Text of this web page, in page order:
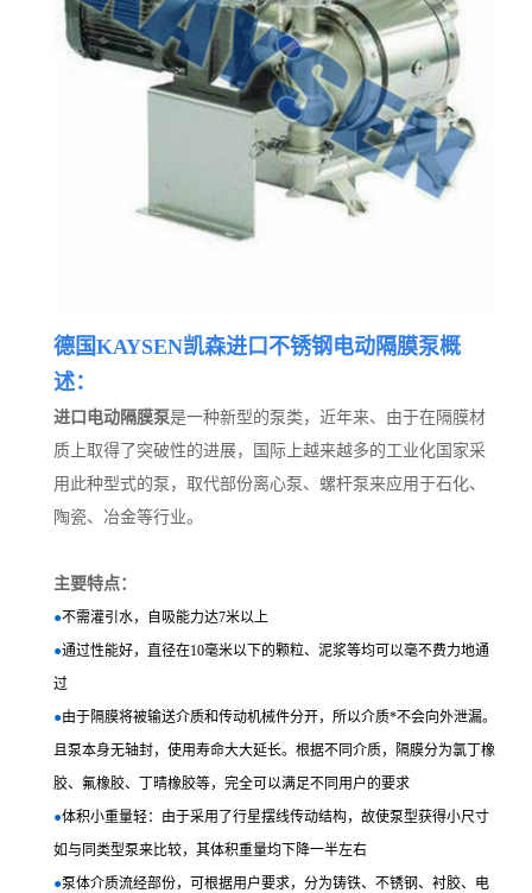
德国KAYSEN凯森进口不锈钢电动隔膜泵概
述：
进口电动隔膜泵是一种新型的泵类，近年来、由于在隔膜材
质上取得了突破性的进展，国际上越来越多的工业化国家采
用此种型式的泵，取代部份离心泵、螺杆泵来应用于石化、
陶瓷、冶金等行业。
主要特点：
●不需灌引水，自吸能力达7米以上
●通过性能好，直径在10毫米以下的颗粒、泥浆等均可以毫不费力地通
过
●由于隔膜将被输送介质和传动机械件分开，所以介质*不会向外泄漏。
且泵本身无轴封，使用寿命大大延长。根据不同介质，隔膜分为氯丁橡
胶、氟橡胶、丁晴橡胶等，完全可以满足不同用户的要求
●体积小重量轻：由于采用了行星摆线传动结构，故使泵型获得小尺寸
如与同类型泵来比较，其体积重量均下降一半左右
●泵体介质流经部份，可根据用户要求，分为铸铁、不锈钢、衬胶、电